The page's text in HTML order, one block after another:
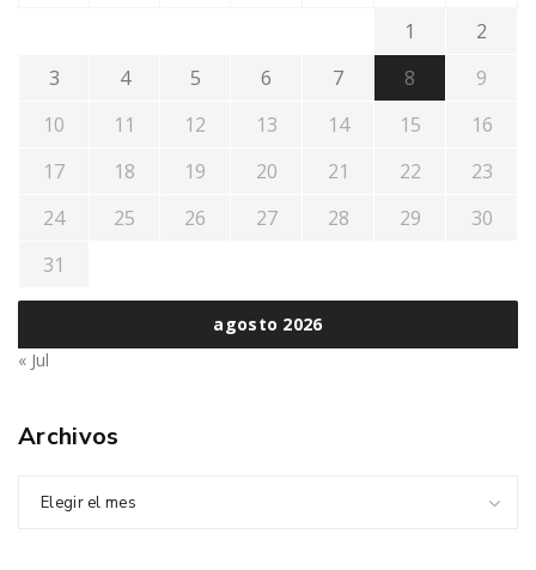
agosto 2026
1
2
3
4 5 6 7 8
9
10
11 12 13 14 15
16
17
18 19 20 21 22
23
24
25 26 27 28 29
30
31
« Jul
Archivos
Elegir el mes